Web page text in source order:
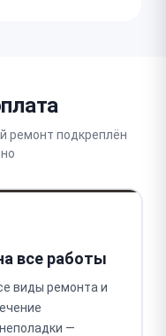
ремонт подкреплён
все работы
виды ремонта и
—